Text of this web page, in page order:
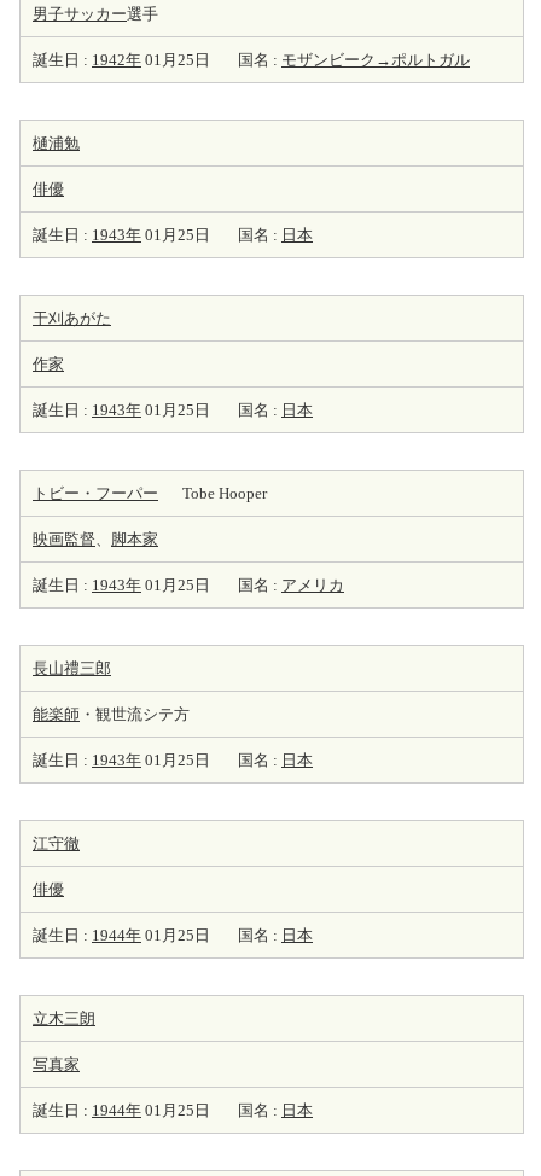
男子サッカー選手
誕生日 : 1942年 01月25日 国名 : モザンビーク→ポルトガル
樋浦勉
俳優
誕生日 : 1943年 01月25日 国名 : 日本
干刈あがた
作家
誕生日 : 1943年 01月25日 国名 : 日本
トビー・フーパー Tobe Hooper
映画監督、 脚本家
誕生日 : 1943年 01月25日 国名 : アメリカ
長山禮三郎
能楽師 ・観世流シテ方
誕生日 : 1943年 01月25日 国名 : 日本
江守徹
俳優
誕生日 : 1944年 01月25日 国名 : 日本
立木三朗
写真家
誕生日 : 1944年 01月25日 国名 : 日本